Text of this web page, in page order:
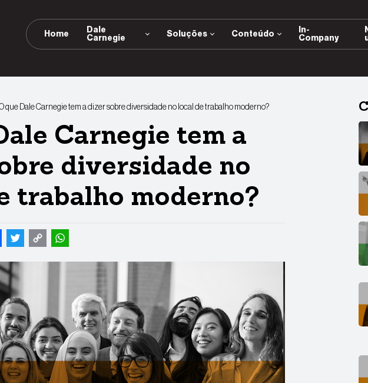
Home
Dale
Carnegie
Soluções Conteúdo
In-
Company
que Dale Carnegie tem a dizer sobre diversidade no local de trabalho moderno?
Carnegie tem a
diversidade no
trabalho moderno?
Twitter
Copy
Link
WhatsApp